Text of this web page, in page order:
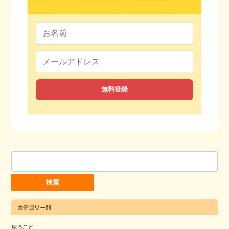
索:
カテゴリー別
思うこと